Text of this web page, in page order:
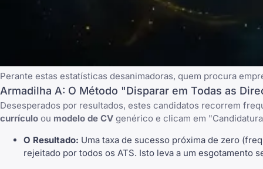
Perante estas estatísticas desanimadoras, quem procura
Armadilha A: O Método "Disparar em Todas as
Desesperados por resultados, estes candidatos recorrem
currículo ou modelo de CV genérico e clicam em
O Resultado: Uma taxa de sucesso próxima de zero
rejeitado por todos os ATS. Isto leva a um esgotamento